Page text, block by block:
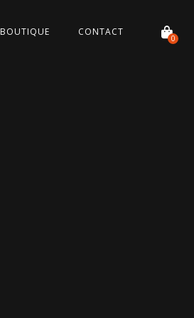
0
BOUTIQUE CONTACT